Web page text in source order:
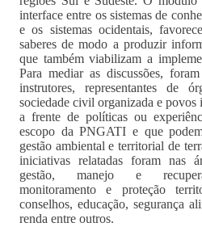
interface entre os sistemas de
e os sistemas ocidentais,
saberes de modo a produzir
que também viabilizam a
Para mediar as discussões,
instrutores, representantes de
sociedade civil organizada e povos
a frente de políticas ou
escopo da PNGATI e que
gestão ambiental e territorial de
iniciativas relatadas foram nas
gestão, manejo e
monitoramento e proteção
conselhos, educação, segurança
renda entre outros.